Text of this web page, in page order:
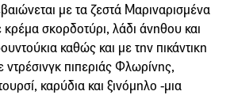
με τα ζεστά Μαριναρισμένα
κρέμα σκορδοτύρι, λάδι άνηθου και
καθώς και με την πικάντικη
ντρέσινγκ πιπεριάς Φλωρίνης,
καρύδια και ξινόμηλο -μια